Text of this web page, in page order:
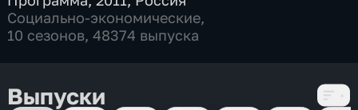
Социально-экономические,
10 сезонов, 48374 выпуска
Выпуски